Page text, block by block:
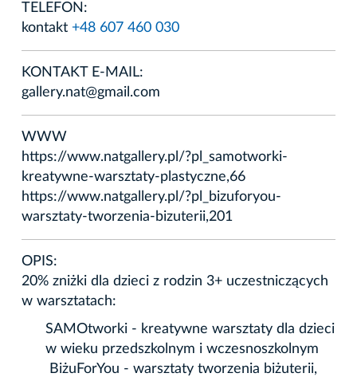
TELEFON:
kontakt +48 607 460 030
KONTAKT E-MAIL:
gallery.nat@gmail.com
WWW
https://www.natgallery.pl/?pl_samotworki-
kreatywne-warsztaty-plastyczne,66
https://www.natgallery.pl/?pl_bizuforyou-
warsztaty-tworzenia-bizuterii,201
OPIS:
20% zniżki dla dzieci z rodzin 3+ uczestniczących
w warsztatach:
SAMOtworki - kreatywne warsztaty dla dzieci
w wieku przedszkolnym i wczesnoszkolnym
BiżuForYou - warsztaty tworzenia biżuterii,